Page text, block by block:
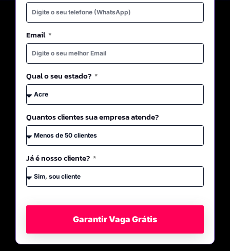
Email
Qual o seu estado?
Quantos clientes sua empresa atende?
Já é nosso cliente?
Garantir Vaga Grátis